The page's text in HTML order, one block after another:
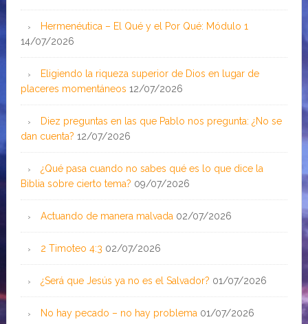
Hermenéutica – El Qué y el Por Qué: Módulo 1
14/07/2026
Eligiendo la riqueza superior de Dios en lugar de
placeres momentáneos 12/07/2026
Diez preguntas en las que Pablo nos pregunta: ¿No se
dan cuenta? 12/07/2026
¿Qué pasa cuando no sabes qué es lo que dice la
Biblia sobre cierto tema? 09/07/2026
Actuando de manera malvada 02/07/2026
2 Timoteo 4:3 02/07/2026
¿Será que Jesús ya no es el Salvador? 01/07/2026
No hay pecado – no hay problema 01/07/2026